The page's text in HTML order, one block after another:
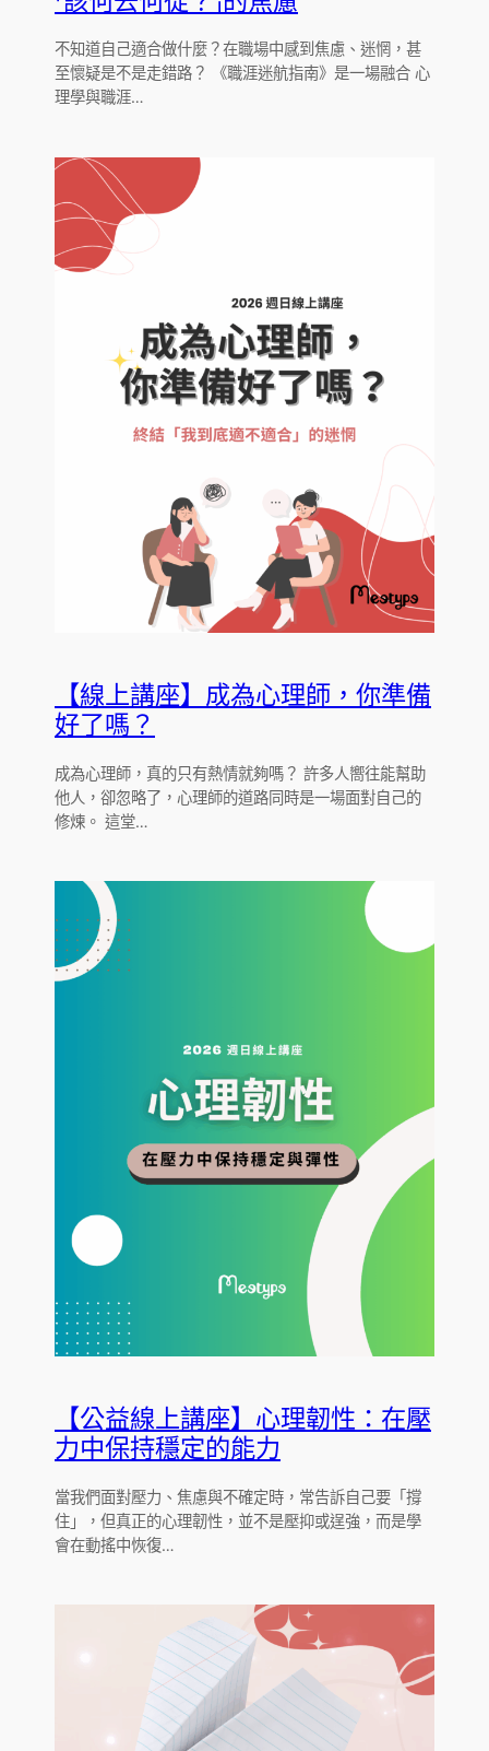
不知道自己適合做什麼？在職場中感到焦慮、迷惘，甚
至懷疑是不是走錯路？ 《職涯迷航指南》是一場融合 心
理學與職涯…
【線上講座】成為心理師，你準備
好了嗎？
成為心理師，真的只有熱情就夠嗎？ 許多人嚮往能幫助
他人，卻忽略了，心理師的道路同時是一場面對自己的
修煉。 這堂…
【公益線上講座】心理韌性：在壓
力中保持穩定的能力
當我們面對壓力、焦慮與不確定時，常告訴自己要「撐
住」，但真正的心理韌性，並不是壓抑或逞強，而是學
會在動搖中恢復…